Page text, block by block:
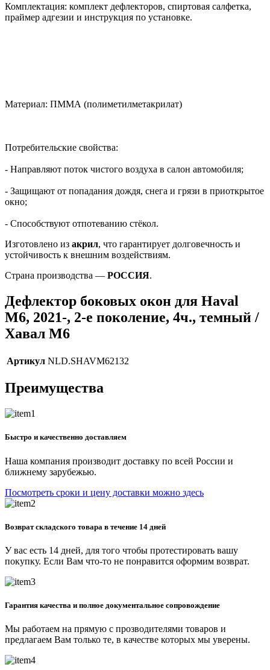
Комплектация: комплект дефлекторов, спиртовая салфетка,
праймер адгезии и инструкция по установке.
Материал: ПММА (полиметилметакрилат)
Потребительские свойства:
- Направляют поток чистого воздуха в салон автомобиля;
- Защищают от попадания дождя, снега и грязи в приоткрытое
окно;
- Способствуют отпотеванию стёкол.
Изготовлено из акрил, что гарантирует долговечность и
устойчивость к внешним воздействиям.
Страна производства — РОССИЯ.
Дефлектор боковых окон для Haval
M6, 2021-, 2-е поколение, 4ч., темный /
Хавал М6
Артикул NLD.SHAVM62132
Преимущества
Быстро и качественно доставляем
Наша компания производит доставку по всей России и
ближнему зарубежью.
Посмотреть сроки и цену доставки можно здесь
Возврат складского товара в течение 14 дней
У вас есть 14 дней, для того чтобы протестировать вашу
покупку. Если Вам что-то не понравится оформим возврат.
Гарантия качества и полное документальное сопровождение
Мы работаем на прямую с прозводителями товаров и
предлагаем Вам только те, в качестве которых мы уверены.